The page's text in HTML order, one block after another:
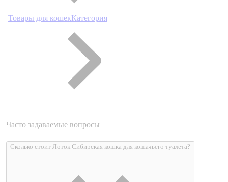
Товары для кошекКатегория
Часто задаваемые вопросы
Сколько стоит Лоток Сибирская кошка для кошачьего туалета?